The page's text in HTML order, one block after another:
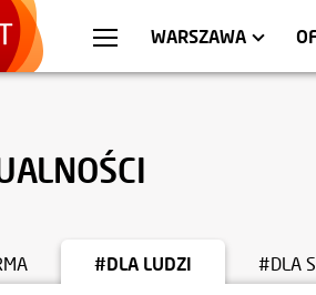
WARSZAWA
WROCŁAW
MIESZKANIA
#DLA LUDZI #DLA